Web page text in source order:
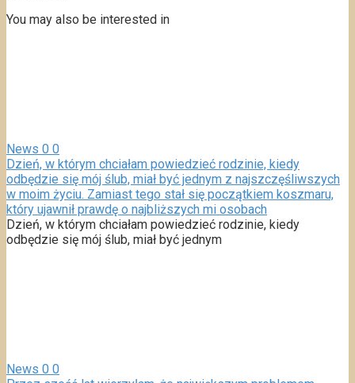
You may also be interested in
News 0 0
Dzień, w którym chciałam powiedzieć rodzinie, kiedy
odbędzie się mój ślub, miał być jednym z najszczęśliwszych
w moim życiu. Zamiast tego stał się początkiem koszmaru,
który ujawnił prawdę o najbliższych mi osobach
Dzień, w którym chciałam powiedzieć rodzinie, kiedy
odbędzie się mój ślub, miał być jednym
News 0 0